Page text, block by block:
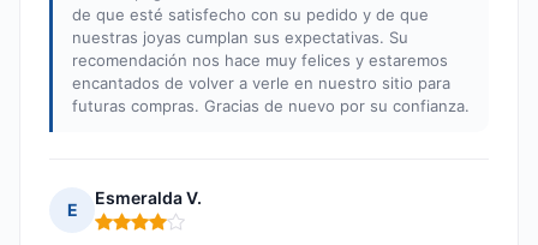
de que esté satisfecho con su pedido y de que
nuestras joyas cumplan sus expectativas. Su
recomendación nos hace muy felices y estaremos
encantados de volver a verle en nuestro sitio para
futuras compras. Gracias de nuevo por su confianza.
E
Esmeralda V.
Nota: 4 de 5